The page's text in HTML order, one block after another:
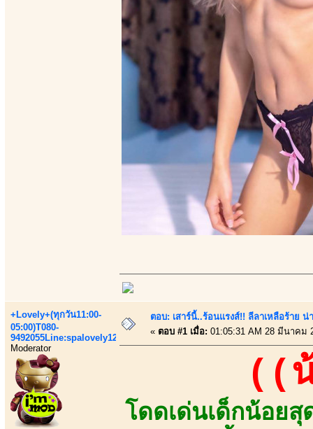
+Lovely+(ทุกวัน11:00-
05:00)T080-
9492055Line:spalovely123
Moderator
ตอบ: เสาร์นี้..ร้อนแรงส์!! ลีลาเหลือร้าย
« ตอบ #1 เมื่อ: 01:05:31 AM 28 มีนาคม
((
โดดเด่นเด็กน้อย